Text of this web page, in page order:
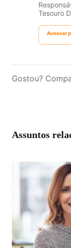
Tesouro
Acessar
Gostou?
Assuntos